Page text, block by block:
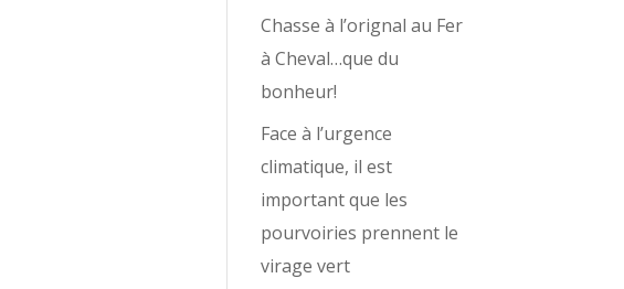
Chasse à l’orignal au Fer
à Cheval…que du
bonheur!
Face à l’urgence
climatique, il est
important que les
pourvoiries prennent le
virage vert